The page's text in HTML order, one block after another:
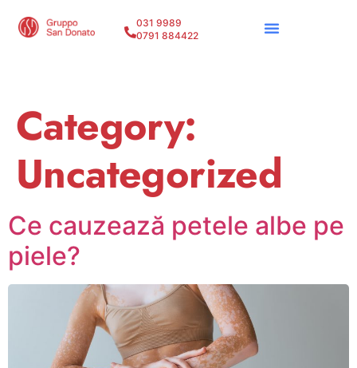
031 9989
0791 884422
Category:
Uncategorized
Ce cauzează petele albe pe
piele?